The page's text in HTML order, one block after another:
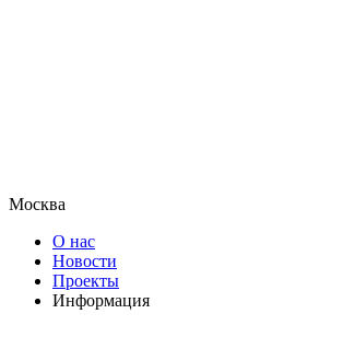
Москва
О нас
Новости
Проекты
Информация